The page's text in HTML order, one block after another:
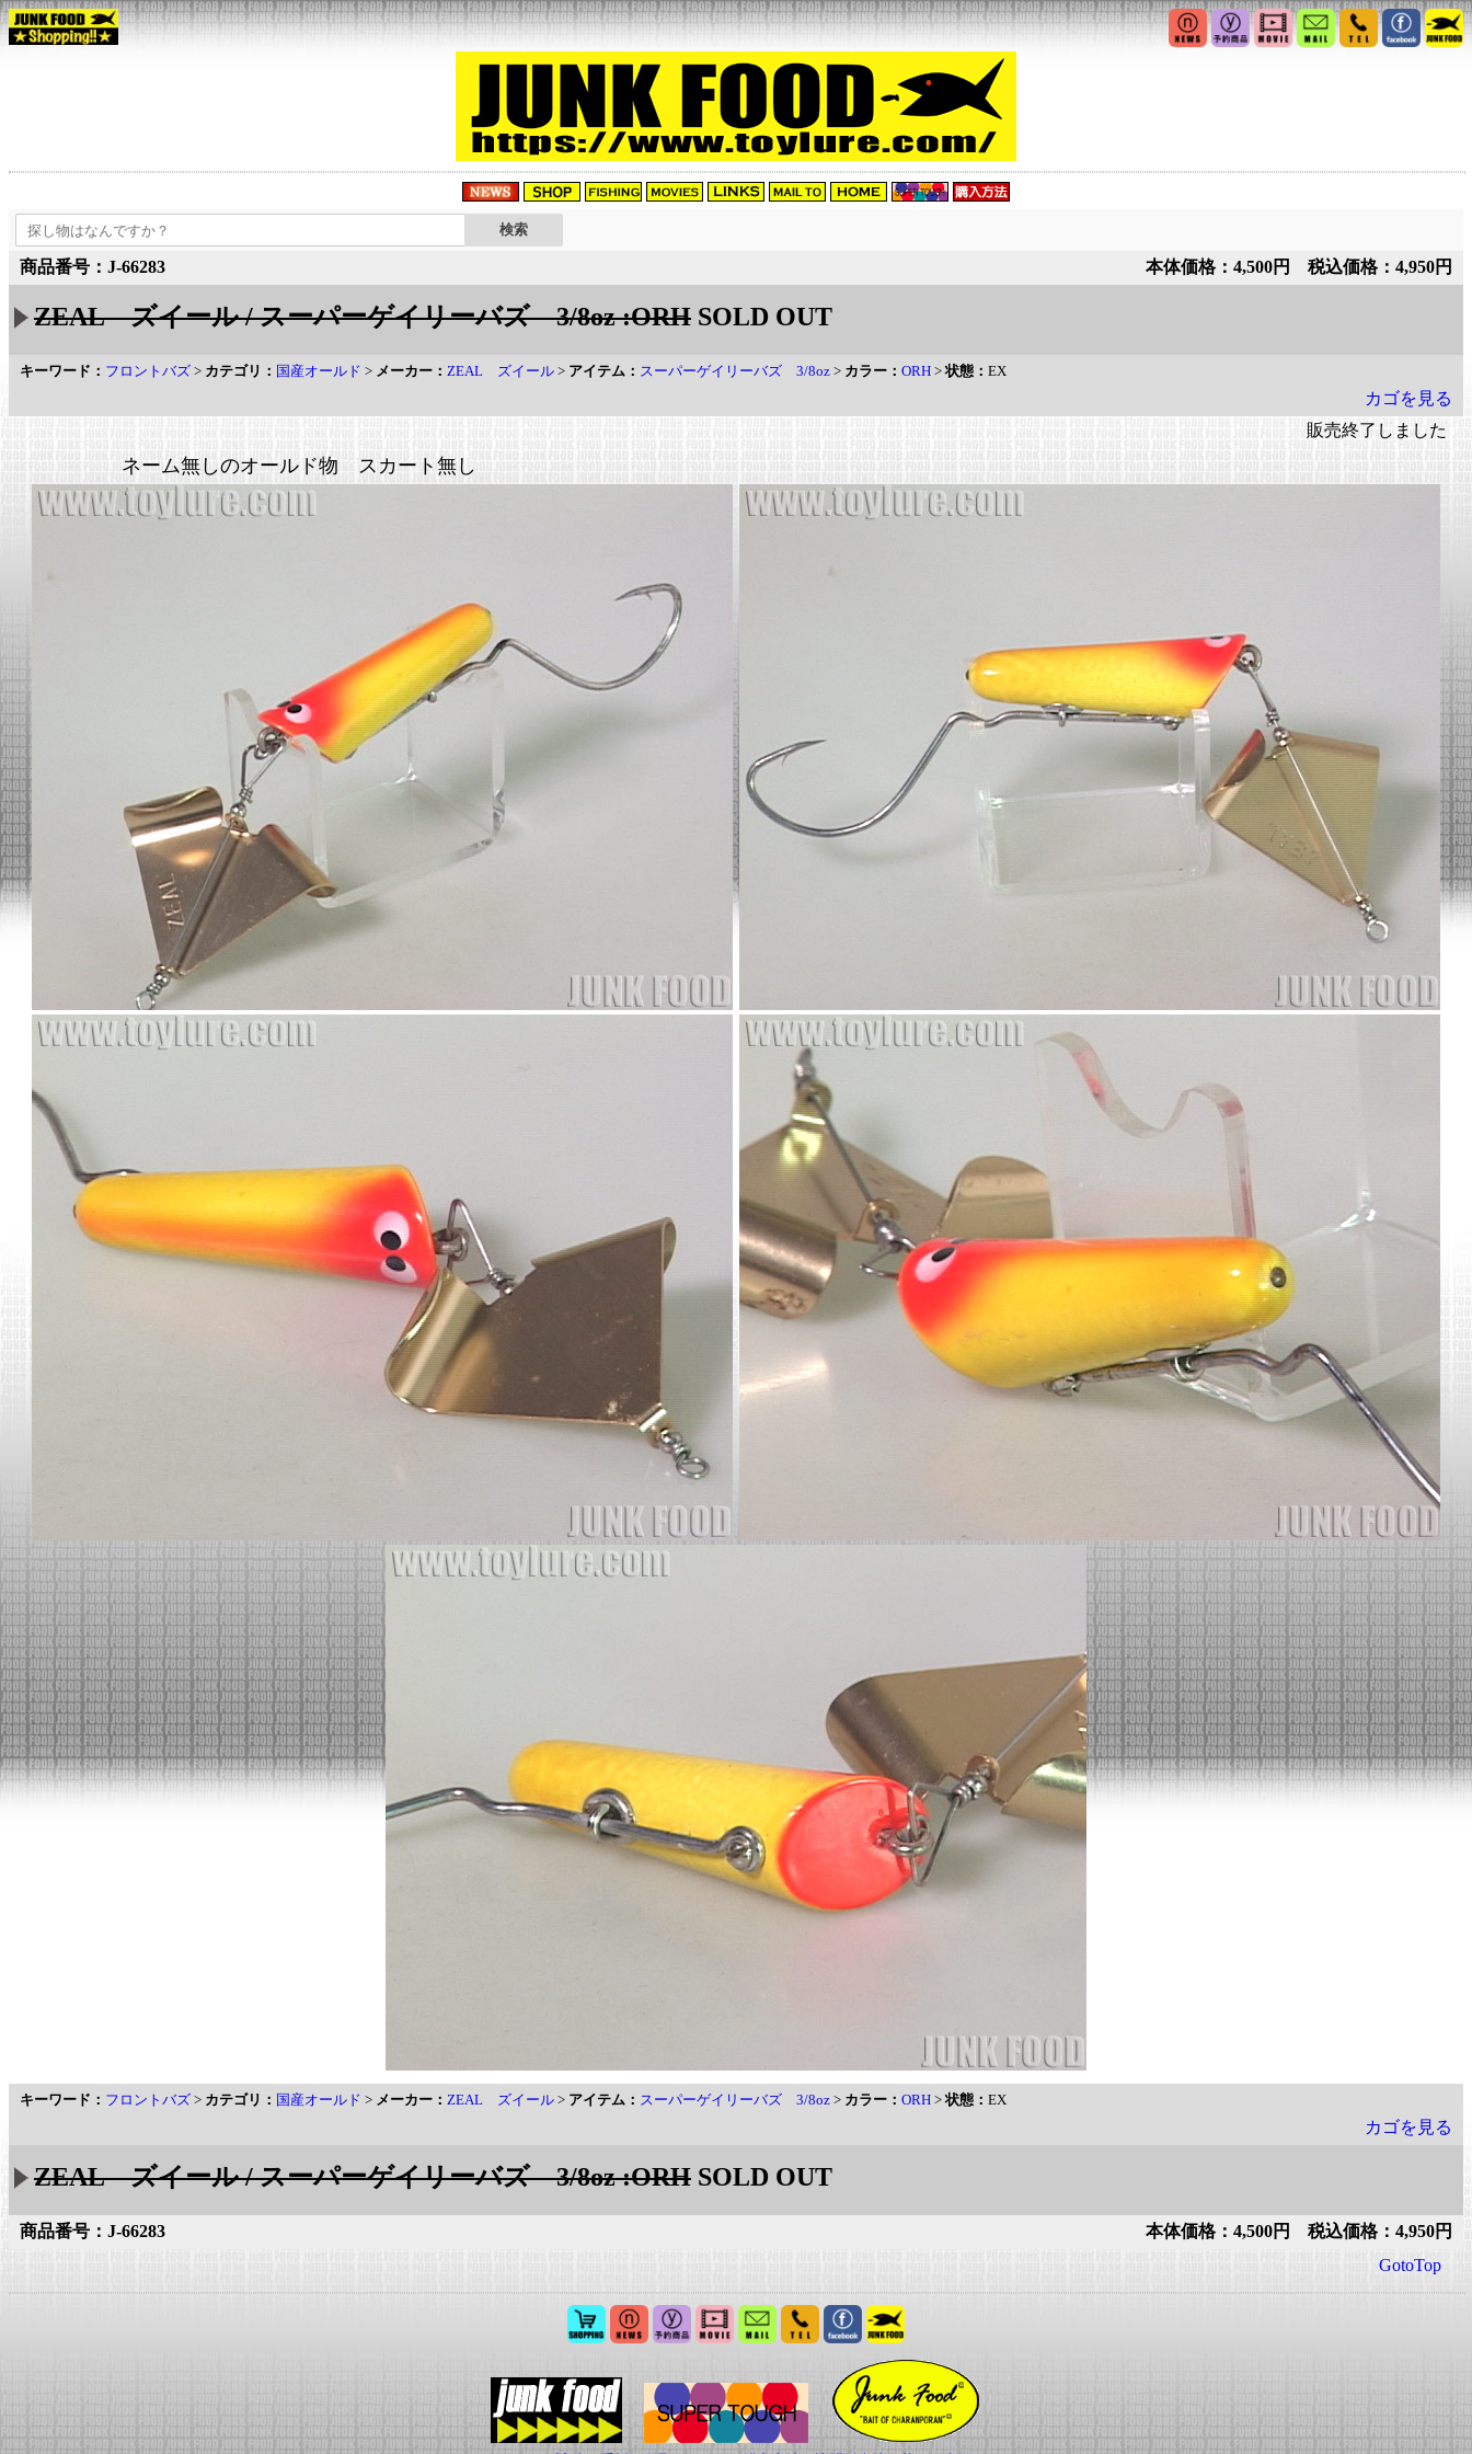
商品番号：J-66283 本体価格：4,500円 税込価格：4,950円
ZEAL ズイール / スーパーゲイリーバズ 3/8oz :ORH SOLD OUT
キーワード： フロントバズ > カテゴリ： 国産オールド > メーカー： ZEAL ズイール > アイテム： スーパーゲイリーバズ 3/8oz > カラー： ORH >状態： EX
カゴを見る
販売終了しました
ネーム無しのオールド物 スカート無し
キーワード： フロントバズ > カテゴリ： 国産オールド > メーカー： ZEAL ズイール > アイテム： スーパーゲイリーバズ 3/8oz > カラー： ORH >状態： EX
カゴを見る
ZEAL ズイール / スーパーゲイリーバズ 3/8oz :ORH SOLD OUT
商品番号：J-66283
本体価格：4,500円 税込価格：4,950円
GotoTop